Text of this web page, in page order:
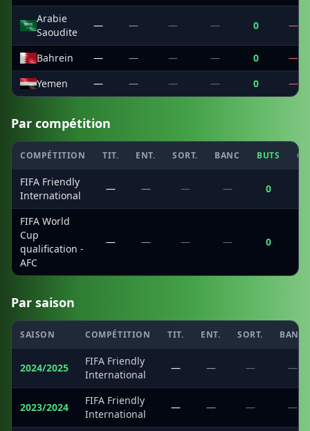
Arabie
Saoudite
— — — — 0 —
Bahrein — — — — 0
—
Yemen
— — — — 0 —
Par compétition
COMPÉTITION TIT. ENT. SORT. BANC BUTS
FIFA Friendly
International
— — — — 0
FIFA World
Cup
qualification -
AFC
— — — — 0
Par saison
SAISON COMPÉTITION TIT. ENT. SORT. BANC
2024/2025
FIFA Friendly
International
— — — —
2023/2024
FIFA Friendly
International
— — — —